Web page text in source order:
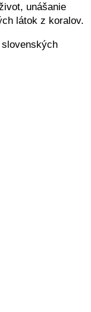
unášanie
látok z koralov.